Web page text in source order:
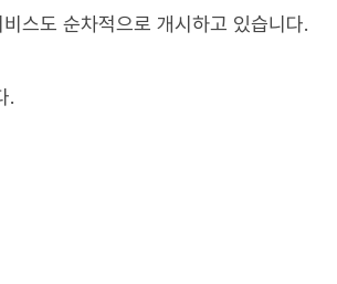
스도 순차적으로 개시하고 있습니다.
.